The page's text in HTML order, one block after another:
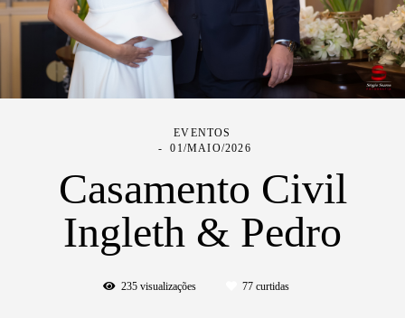
EVENTOS
01/MAIO/2026
Casamento Civil
Ingleth & Pedro
235visualizações 77curtidas